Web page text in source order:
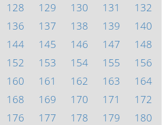
128 129 130 131
132
136 137 138 139
140
144 145 146 147
148
152 153 154 155
156
160 161 162 163
164
168 169 170 171
172
176 177 178 179
180